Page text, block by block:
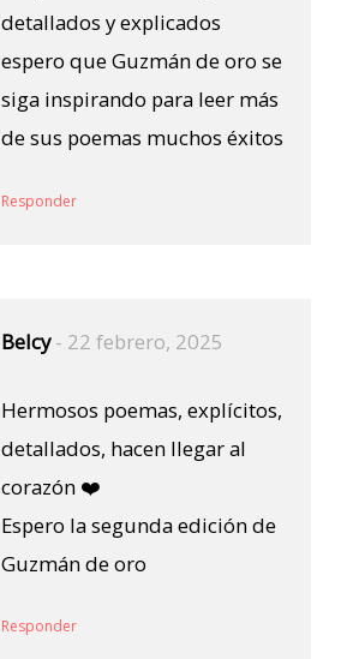
detallados y explicados
espero que Guzmán de oro se
siga inspirando para leer más
de sus poemas muchos éxitos
Responder
Belcy- 22 febrero, 2025
Hermosos poemas, explícitos,
detallados, hacen llegar al
corazón ❤️
Espero la segunda edición de
Guzmán de oro
Responder